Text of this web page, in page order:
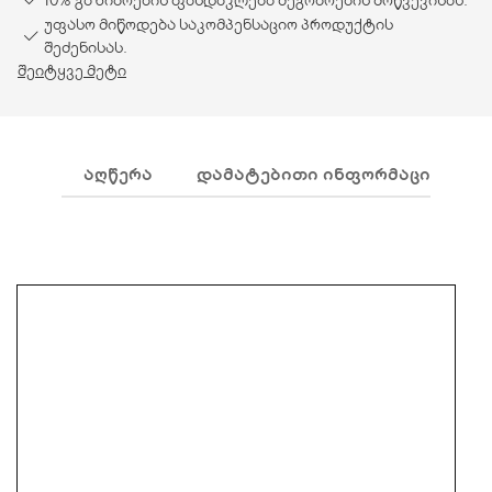
უფასო მიწოდება საკომპენსაციო პროდუქტის
შეძენისას.
შეიტყვე მეტი
ᲐᲦᲬᲔᲠᲐ ᲓᲐᲛᲐᲢᲔᲑᲘᲗᲘ ᲘᲜᲤᲝᲠᲛᲐᲪᲘᲐ